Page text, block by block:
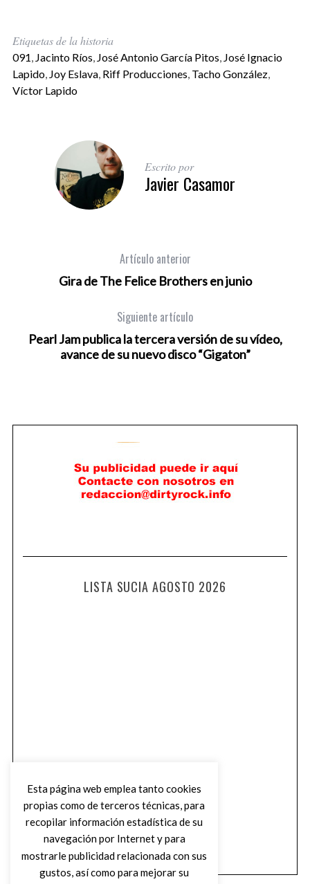
Etiquetas de la historia
091, Jacinto Ríos, José Antonio García Pitos, José Ignacio
Lapido, Joy Eslava, Riff Producciones, Tacho González,
Víctor Lapido
Escrito por
Javier Casamor
Artículo anterior
Gira de The Felice Brothers en junio
Siguiente artículo
Pearl Jam publica la tercera versión de su vídeo,
avance de su nuevo disco “Gigaton”
LISTA SUCIA AGOSTO 2026
Esta página web emplea tanto cookies
propias como de terceros técnicas, para
recopilar información estadística de su
navegación por Internet y para
mostrarle publicidad relacionada con sus
gustos, así como para mejorar su